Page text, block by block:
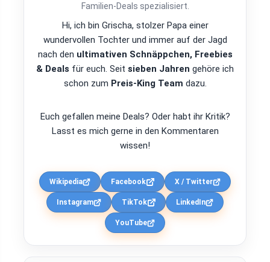
Familien-Deals spezialisiert.
Hi, ich bin Grischa, stolzer Papa einer
wundervollen Tochter und immer auf der Jagd
nach den ultimativen Schnäppchen, Freebies
& Deals für euch. Seit sieben Jahren gehöre ich
schon zum Preis-King Team dazu.
Euch gefallen meine Deals? Oder habt ihr Kritik?
Lasst es mich gerne in den Kommentaren
wissen!
Wikipedia Facebook X / Twitter
Instagram TikTok LinkedIn
YouTube